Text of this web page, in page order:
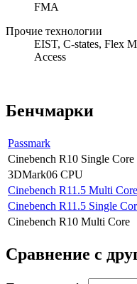
FMA
Прочие технологии
EIST, C-states, Flex
Access
Бенчмарки
Passmark
Cinebench R10 Single Core
3DMark06 CPU
Cinebench R11.5 Multi Core
Cinebench R11.5 Single
Cinebench R10 Multi Core
Сравнение с